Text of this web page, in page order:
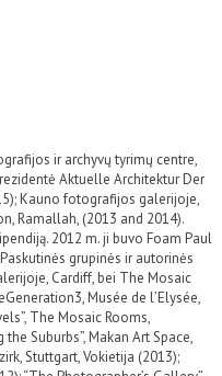
ir archyvų tyrimų centre,
Aktuelle Architektur Der
Kauno fotografijos galerijoje,
Ramallah, (2013 and 2014).
2012 m. ji buvo Foam Paul
grupinės ir autorinės
Cardiff, bei The Mosaic
Musée de l’Elysée,
The Mosaic Rooms,
Suburbs”, Makan Art Space,
Stuttgart, Vokietija (2013);